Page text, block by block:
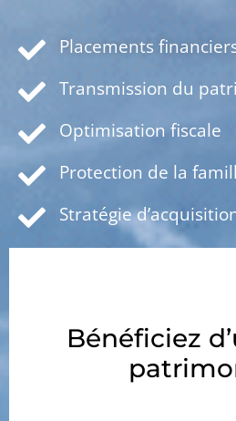
Placements
Transmission du
Optimisation fiscale
Protection de la
Stratégie
Bénéficiez